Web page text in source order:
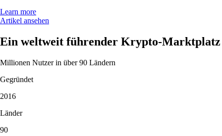
Learn more
Artikel ansehen
Ein weltweit führender Krypto-Marktplatz
Millionen Nutzer in über 90 Ländern
Gegründet
2016
Länder
90